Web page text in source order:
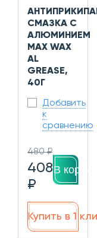
СМАЗКА С
АЛЮМИНИЕМ
MAX WAX
AL
GREASE,
40Г
Добавить
к
сравнению
480 ₽
408
₽
В
Купить в 1